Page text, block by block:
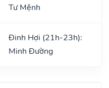
Tư Mệnh
Đinh Hợi (21h-23h):
Minh Đường